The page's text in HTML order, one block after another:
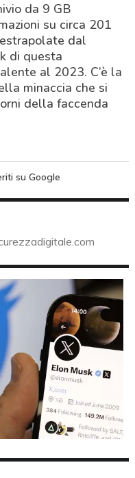
da 9 GB
su circa 201
dal
di questa
al 2023. C’è la
minaccia che si
della faccenda
su Google